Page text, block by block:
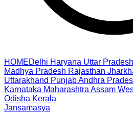
HOMEDelhi Haryana Uttar Pradesh
Madhya Pradesh Rajasthan
Uttarakhand PunjabAndhra
Karnataka Maharashtra Assam
Odisha Kerala
Jansamasya